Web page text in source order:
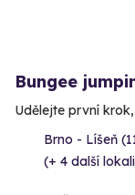
Bungee
Udělejte první
Brno - Líšeň
(+ 4 další